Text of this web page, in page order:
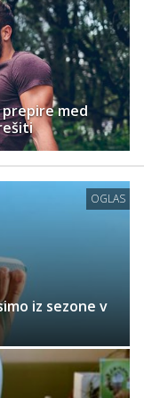
med
OGLAS
iz sezone v